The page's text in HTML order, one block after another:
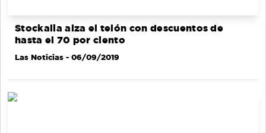
Stockalia alza el telón con descuentos de
hasta el 70 por ciento
Las Noticias - 06/09/2019